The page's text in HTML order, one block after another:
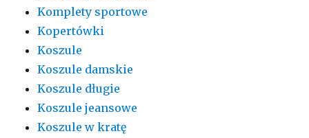
Komplety sportowe
Kopertówki
Koszule
Koszule damskie
Koszule długie
Koszule jeansowe
Koszule w kratę